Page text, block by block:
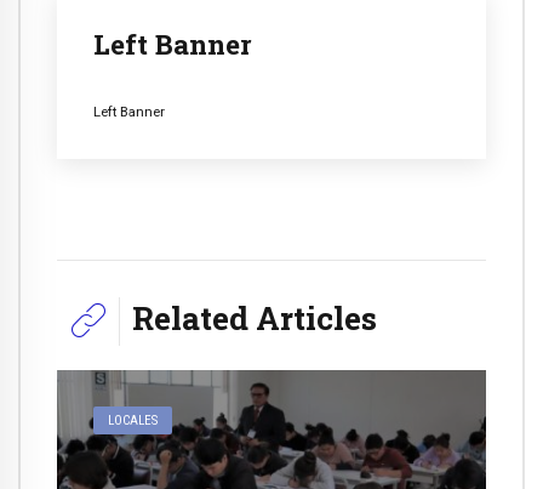
Left Banner
Left Banner
Related Articles
LOCALES